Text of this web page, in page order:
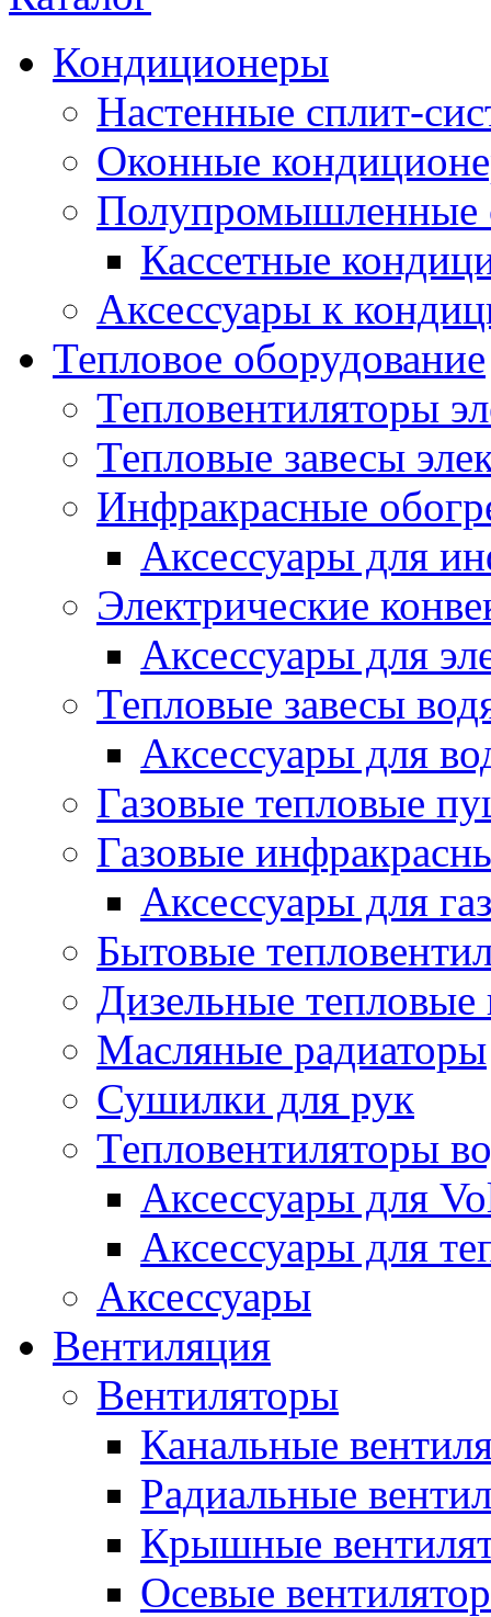
Кондиционеры
Настенные сплит-
Оконные
Полупромышленные
Кассетные
Аксессуары к
Тепловое оборудование
Тепловентиляторы
Тепловые завесы
Инфракрасные
Аксессуары для
Электрические
Аксессуары для
Тепловые завесы
Аксессуары для
Газовые тепловые
Газовые
Аксессуары для
Бытовые
Дизельные
Масляные радиаторы
Сушилки для рук
Тепловентиляторы
Аксессуары для
Аксессуары для
Аксессуары
Вентиляция
Вентиляторы
Канальные
Радиальные
Крышные
Осевые